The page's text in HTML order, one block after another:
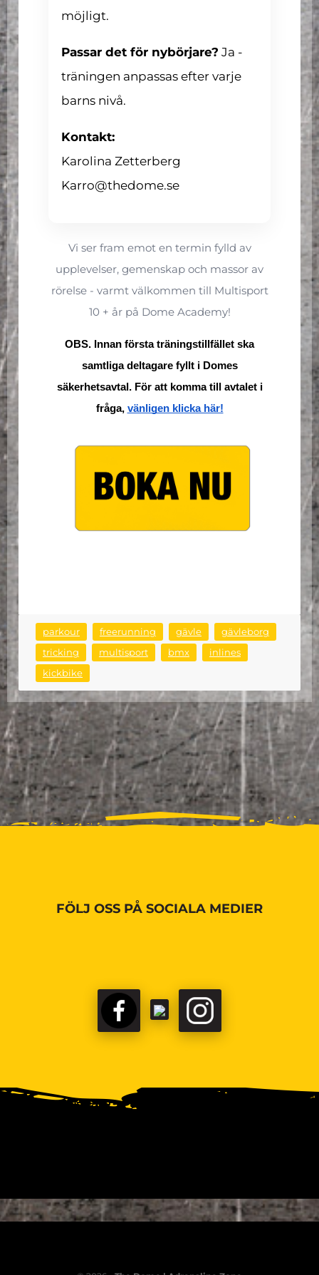
möjligt.
Passar det för nybörjare? Ja -
träningen anpassas efter varje
barns nivå.
Kontakt:
Karolina Zetterberg
Karro@thedome.se
Vi ser fram emot en termin fylld av
upplevelser, gemenskap och massor av
rörelse - varmt välkommen till Multisport
10 + år på Dome Academy!
OBS. Innan första träningstillfället ska
samtliga deltagare fyllt i Domes
säkerhetsavtal. För att komma till avtalet i
fråga, vänligen klicka här!
parkour freerunning gävle
gävleborg
tricking
multisport bmx
inlines
kickbike
FÖLJ OSS PÅ SOCIALA MEDIER